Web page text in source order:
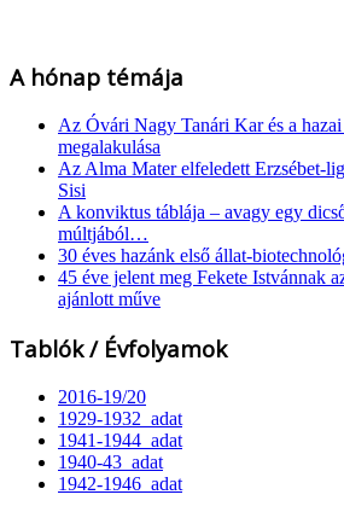
A hónap témája
Az Óvári Nagy Tanári Kar és a
megalakulása
Az Alma Mater elfeledett Erzsébet-
Sisi
A konviktus táblája – avagy egy
múltjából…
30 éves hazánk első állat-
45 éve jelent meg Fekete Istvánnak
ajánlott műve
Tablók / Évfolyamok
2016-19/20
1929-1932_adat
1941-1944_adat
1940-43_adat
1942-1946_adat